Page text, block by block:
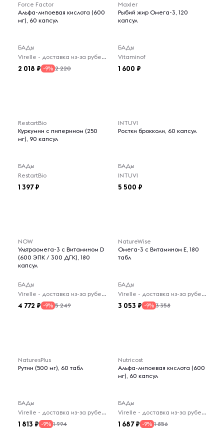
Force Factor
Альфа-липоевая кислота (600
мг), 60 капсул
БАДы
Virelle - доставка из-за рубежа
2 018 -9% 2 220
Maxler
Рыбий жир Омега-3, 120
капсул
БАДы
Vitaminof
1 600
RestartBio
Куркумин c пиперином (250
мг), 90 капсул
БАДы
RestartBio
1 397
INTUVI
Ростки брокколи, 60 капсул
БАДы
INTUVI
5 500
NOW
Ультраомега-3 с Витамином D
(600 ЭПК / 300 ДГК), 180
капсул
БАДы
Virelle - доставка из-за рубежа
4 772 -9% 5 249
NatureWise
Омега-3 с Витамином E, 180
табл
БАДы
Virelle - доставка из-за рубежа
3 053 -9% 3 358
NaturesPlus
Рутин (500 мг), 60 табл
БАДы
Virelle - доставка из-за рубежа
1 813 -9% 1 994
Nutricost
Альфа-липоевая кислота (600
мг), 60 капсул
БАДы
Virelle - доставка из-за рубежа
1 687 -9% 1 856